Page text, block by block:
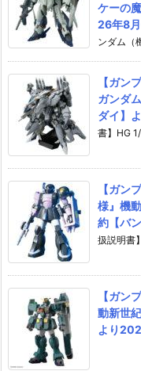
ケーの
26年8
ンダム（
【ガン
ガンダ
ダイ】
書】HG
【ガン
様』機
約【バ
扱説明書
【ガン
動新世
より